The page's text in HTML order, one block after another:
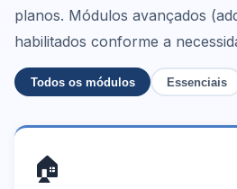
planos. Módulos avançados
habilitados conforme a
Todos os módulos Essenciais
🏠